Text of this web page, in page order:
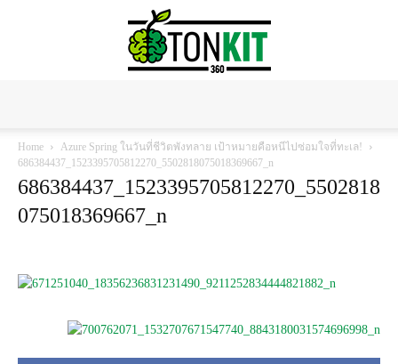
Home
Azure Spring ในวันที่ชีวิตพังทลาย เป้าหมายคือหนีไปซ่อมใจที่ทะเล!
686384437_1523395705812270_5502818075018369667_n
686384437_1523395705812270_5502818
075018369667_n